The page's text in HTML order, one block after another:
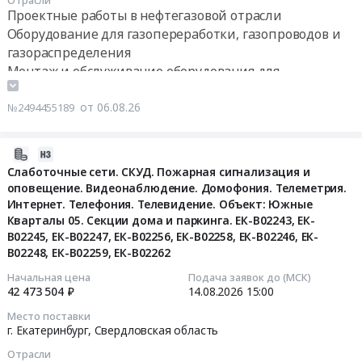
Проектные работы в нефтегазовой отрасли
Оборудование для газопереработки, газопроводов и
газораспределения
Монтаж и обслуживание оборудования для
газопереработки, газопроводов и газораспределения
№2494455189 от 06.08.26
Слаботочные сети. СКУД. Пожарная сигнализация и
оповещение. Видеонаблюдение. Домофония. Телеметрия.
Интернет. Телефония. Телевидение. Объект: Южные
Кварталы 05. Секции дома и паркинга. ЕК-В02243, ЕК-
В02245, ЕК-В02247, ЕК-В02256, ЕК-В02258, ЕК-В02246, ЕК-
В02248, ЕК-В02259, ЕК-В02262
Начальная цена
42 473 504 ₽
Подача заявок до (МСК)
14.08.2026 15:00
Место поставки
г. Екатеринбург, Свердловская область
Отрасли